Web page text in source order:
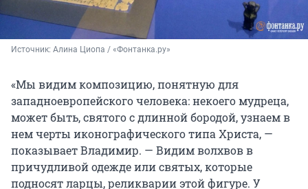
Источник: Алина Циопа / «Фонтанка.ру»
«Мы видим композицию, понятную для
западноевропейского человека: некоего мудреца,
может быть, святого с длинной бородой, узнаем в
нем черты иконографического типа Христа, —
показывает Владимир. — Видим волхвов в
причудливой одежде или святых, которые
подносят ларцы, реликварии этой фигуре. У